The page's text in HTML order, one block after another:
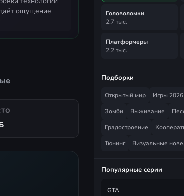
ощущение
Головоломки
2,7 тыс.
Платформеры
2,2 тыс.
Подборки
Открытый мир Игры 2026
Зомби
Выживание
Градостроение
Тюнинг
Визуальные
Популярные серии
GTA